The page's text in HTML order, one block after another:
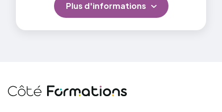
Plus d'informations